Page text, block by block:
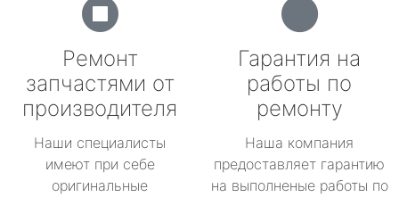
Ремонт
запчастями от
производителя
Наши специалисты
имеют при себе
оригинальные
Гарантия на
работы по
ремонту
Наша компания
предоставляет гарантию
на выполненые работы по